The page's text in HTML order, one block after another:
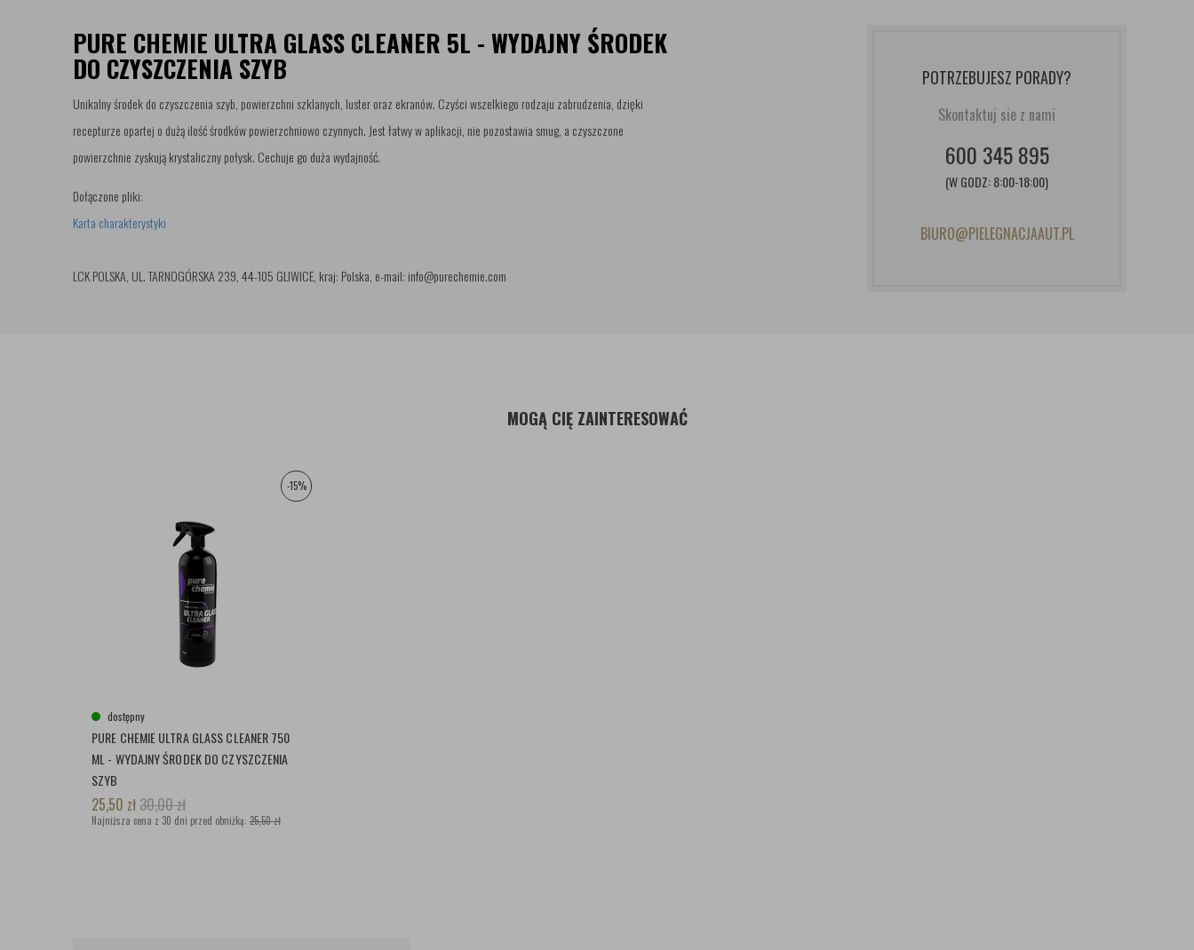
PURE CHEMIE ULTRA GLASS CLEANER 5L - WYDAJNY ŚRODEK
DO CZYSZCZENIA SZYB
Unikalny środek do czyszczenia szyb, powierzchni szklanych, luster oraz ekranów. Czyści wszelkiego rodzaju zabrudzenia, dzięki
recepturze opartej o dużą ilość środków powierzchniowo czynnych. Jest łatwy w aplikacji, nie pozostawia smug, a czyszczone
powierzchnie zyskują krystaliczny połysk. Cechuje go duża wydajność.
Dołączone pliki:
Karta charakterystyki
LCK POLSKA, UL. TARNOGÓRSKA 239, 44-105 GLIWICE, kraj: Polska, e-mail: info@purechemie.com
POTRZEBUJESZ PORADY?
Skontaktuj sie z nami
600 345 895
(W GODZ: 8:00-18:00)
BIURO@PIELEGNACJAAUT.PL
MOGĄ CIĘ ZAINTERESOWAĆ
-15%
dostępny
PURE CHEMIE ULTRA GLASS CLEANER 750
ML - WYDAJNY ŚRODEK DO CZYSZCZENIA
SZYB
25,50 zł30,00zł
Najniższa cena z 30 dni przed obniżką: 25,50 zł